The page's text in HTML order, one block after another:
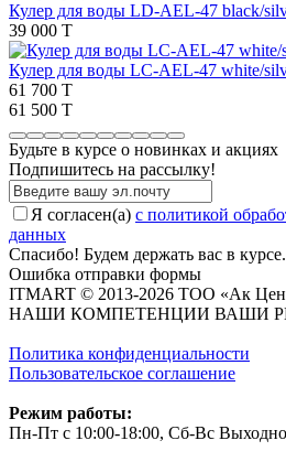
Кулер для воды LD-AEL-47 black/
39 000 T
Кулер для воды LC-AEL-47 white/
61 700 T
61 500 T
Будьте в курсе о новинках и акциях
Подпишитесь на рассылкy!
Я согласен(a) с политикой
данных
Спасибо! Будем держать вас в курсе.
Ошибка отправки формы
ITMART © 2013-2026 ТОО «Ак
НАШИ КОМПЕТЕНЦИИ ВАШИ
Политика конфиденциальности
Пользовательское соглашение
Режим работы:
Пн-Пт с 10:00-18:00, Сб-Вс